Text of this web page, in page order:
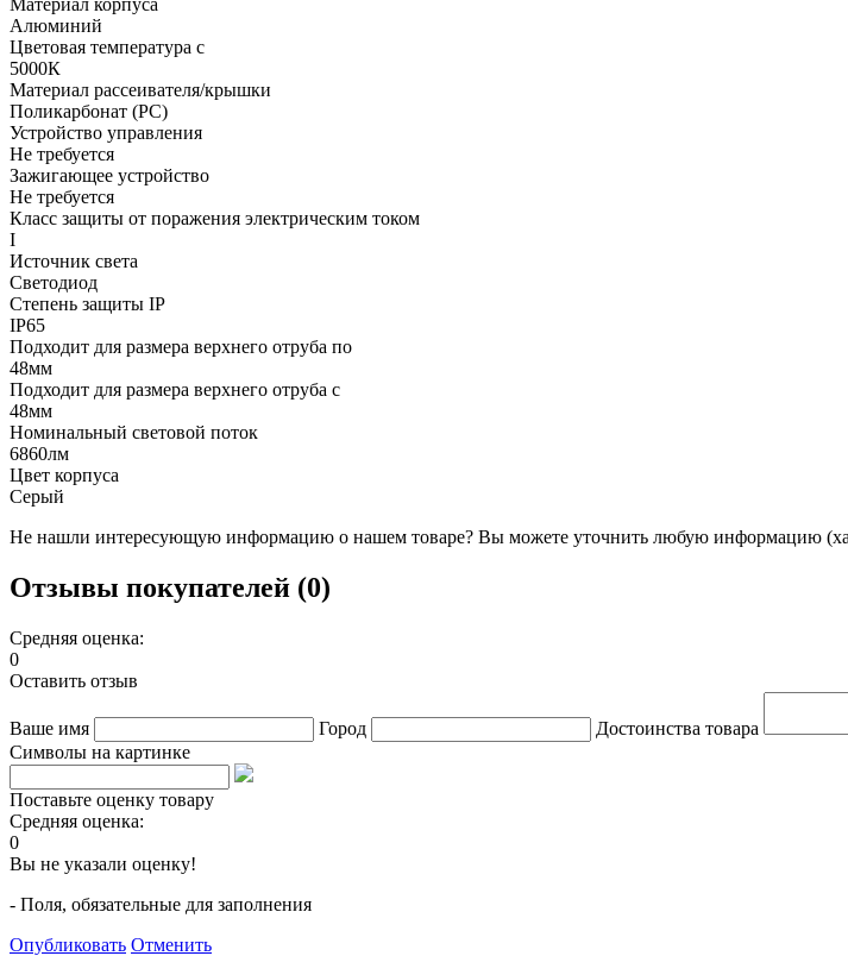
Алюминий
Цветовая температура с
5000К
Материал рассеивателя/крышки
Поликарбонат (PC)
Устройство управления
Не требуется
Зажигающее устройство
Не требуется
Класс защиты от поражения электрическим током
I
Источник света
Светодиод
Степень защиты IP
IP65
Подходит для размера верхнего отруба по
48мм
Подходит для размера верхнего отруба с
48мм
Номинальный световой поток
6860лм
Цвет корпуса
Серый
Не нашли интересующую информацию о нашем товаре? Вы можете уточнить любую информацию
Отзывы покупателей (0)
Средняя оценка:
0
Оставить отзыв
Ваше имя Город Достоинства товара
Символы на картинке
Поставьте оценку товару
Средняя оценка:
0
Вы не указали оценку!
- Поля, обязательные для заполнения
Опубликовать Отменить